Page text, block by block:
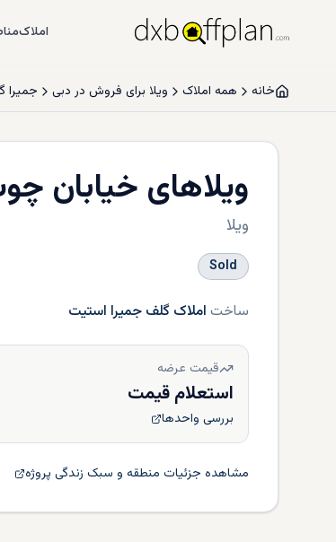
املاک
خانه همه املاک ویلا برای فروش در دبی جمیرا
ویلاهای خیابان
ویلا
Sold
ساخت املاک گلف جمیرا استیت
قیمت عرضه
استعلام قیمت
بررسی واحدها
مشاهده جزئیات منطقه و سبک زندگی پروژه